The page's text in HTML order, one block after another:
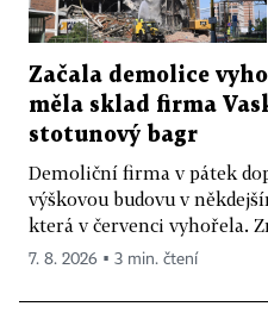
Začala demolice
měla sklad firma
stotunový bagr
Demoliční firma v pátek
výškovou budovu v
která v červenci vyhořela.
7. 8. 2026 ▪ 3 min. čtení